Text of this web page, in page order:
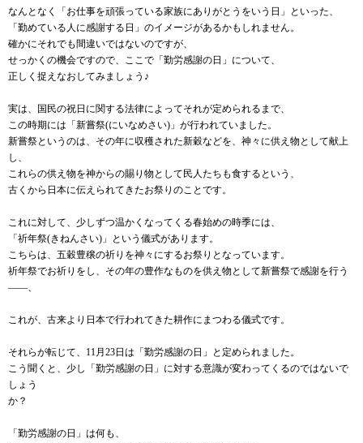
なんとなく「お仕事を頑張っている家族にありがとうをいう日」といった、
「勤めている人に感謝する日」のイメージがあるかもしれません。
確かにそれでも間違いではないのですが、
せっかくの機会ですので、ここで「勤労感謝の日」について、
正しく捉えなおしてみましょう♪
実は、国民の祝日に関する法律によってそれが定められるまで、
この時期には「新嘗祭(にいなめさい)」が行われていました。
新嘗祭というのは、その年に収穫された新穀などを、神々に供え物として献上
し、
これらの供え物を神からの賜り物として民人たちも食するという、
古くから日本に伝えられてきたお祭りのことです。
これに対して、少しずつ温かくなってくる春始めの時季には、
「祈年祭(きねんさい)」という儀式があります。
こちらは、五穀豊穣の祈りを神々にするお祭りとなっています。
祈年祭でお祈りをし、その年の豊作なものを供え物として新嘗祭で感謝を行う
――、
これが、古来より日本で行われてきた耕作にまつわる儀式です。
それらが転じて、11月23日は「勤労感謝の日」と定められました。
こう聞くと、少し「勤労感謝の日」に対する意識が変わってくるのではないで
しょう
か？
「勤労感謝の日」は何も、